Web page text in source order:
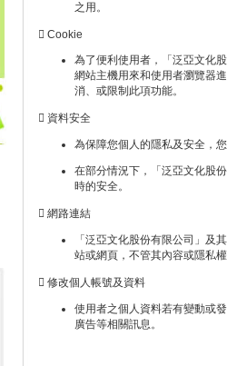
之用。
 Cookie
為了便利使用者，「泛亞文化
網站主機用來和使用者瀏覽器
消、或限制此項功能。
 資料安全
為保障您個人的隱私及安全，
在部分情況下，「泛亞文化股
時的安全。
 網路連結
「泛亞文化股份有限公司」及
站或網頁，不管其內容或隱私
 修改個人帳號及資料
使用者之個人資料若有變動或
廣告等相關訊息。